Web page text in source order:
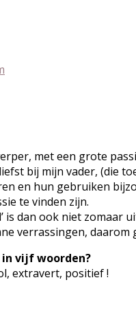
met een grote
bij mijn vader, (die
en hun gebruiken
te vinden zijn.
is dan ook niet
verrassingen, daarom
vijf woorden?
extravert, positief !